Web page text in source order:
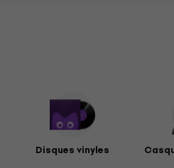
Disques vinyles